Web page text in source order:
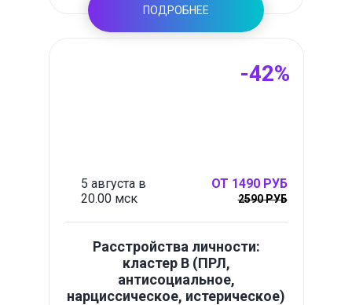
ПОДРОБНЕЕ
5 августа в
20.00 мск
ОТ 1490 РУБ
2590 РУБ
-42%
Расстройства личности:
кластер B (ПРЛ,
антисоциальное,
нарциссическое, истерическое)